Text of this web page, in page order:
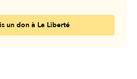
un don à La Liberté